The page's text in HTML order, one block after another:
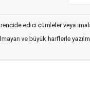
edici cümleler veya
ve büyük harflerle